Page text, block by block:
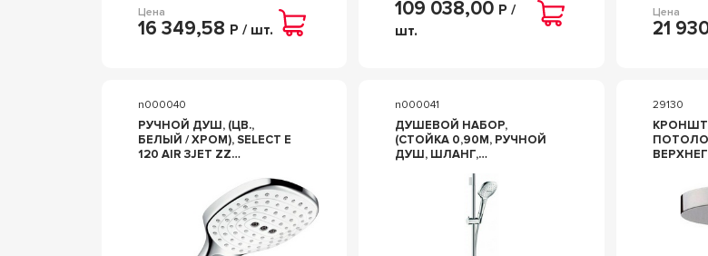
Цена
16 349,58 Р / шт.
109 038,00 Р /
шт.
Цена
21
n000040
РУЧНОЙ ДУШ, (ЦВ.,
БЕЛЫЙ / ХРОМ), SELECT E
120 AIR 3JET ZZ
n000041
ДУШЕВОЙ НАБОР,
(СТОЙКА 0,90М, РУЧНОЙ
ДУШ, ШЛАНГ,
SELECT E 120 / UNICAS
PURO 0,90M ZZ
HANSGROHE RAINDANCE
29130
27418000